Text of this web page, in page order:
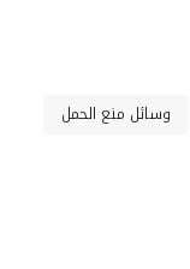
وسائل منع الحمل